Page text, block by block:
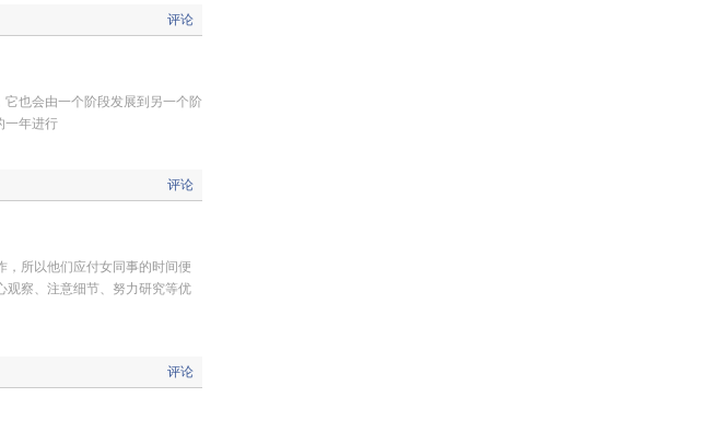
评论
也会由一个阶段发展到另一个阶
一年进行
评论
，所以他们应付女同事的时间便
观察、注意细节、努力研究等优
评论